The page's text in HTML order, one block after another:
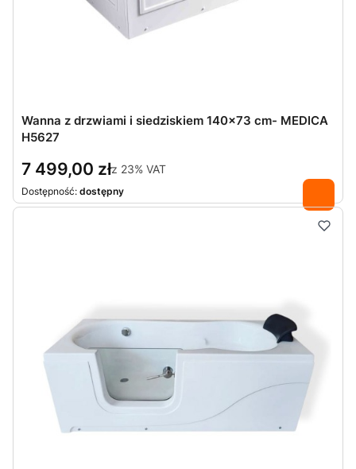
Wanna z drzwiami i siedziskiem 140×73 cm- MEDICA
H5627
7 499,00 złz 23% VAT
Dostępność: dostępny